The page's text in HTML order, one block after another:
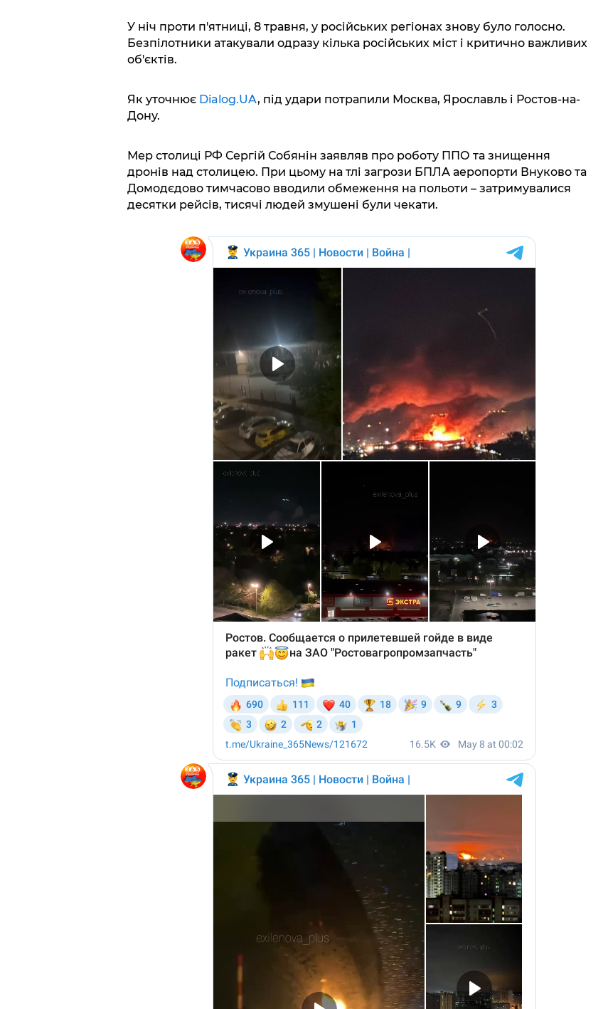
У ніч проти п'ятниці, 8 травня, у російських регіонах знову було голосно.
Безпілотники атакували одразу кілька російських міст і критично важливих
об'єктів.
Як уточнює Dialog.UA, під удари потрапили Москва, Ярославль і Ростов-на-
Дону.
Мер столиці РФ Сергій Собянін заявляв про роботу ППО та знищення
дронів над столицею. При цьому на тлі загрози БПЛА аеропорти Внуково та
Домодєдово тимчасово вводили обмеження на польоти – затримувалися
десятки рейсів, тисячі людей змушені були чекати.